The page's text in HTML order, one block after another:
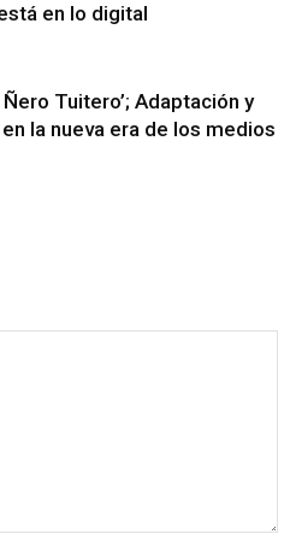
en lo digital
Ñero Tuitero’; Adaptación y
la nueva era de los medios